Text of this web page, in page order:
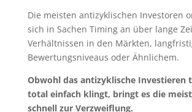
Die meisten antizyklischen Investoren
sich in Sachen Timing an über lange
Verhältnissen in den Märkten,
Bewertungsniveaus oder Ähnlichem.
Obwohl das antizyklische Investieren
total einfach klingt, bringt es die
schnell zur Verzweiflung.